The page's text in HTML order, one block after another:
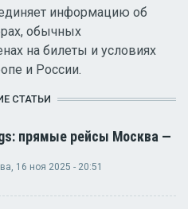
информацию об
обычных
на билеты и условиях
и России.
СТАТЬИ
прямые рейсы Москва —
, 16 ноя 2025 - 20:51